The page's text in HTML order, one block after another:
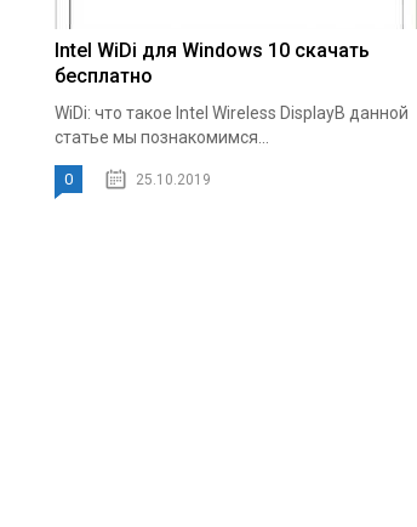
Intel WiDi для Windows 10 скачать
бесплатно
WiDi: что такое Intel Wireless DisplayВ данной
статье мы познакомимся...
0 25.10.2019